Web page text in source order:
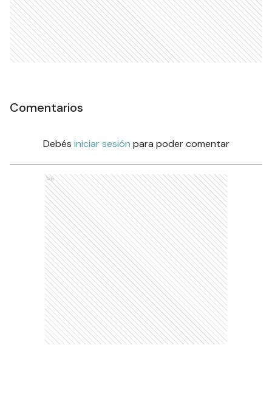
Comentarios
Debés iniciar sesión para poder comentar
Ads